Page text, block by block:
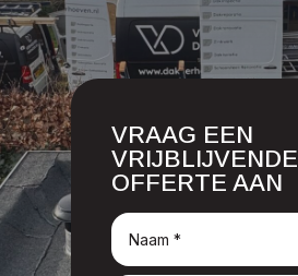
VRAAG EEN
VRIJBLIJVENDE
OFFERTE AAN